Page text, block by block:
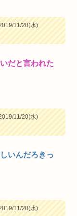
11/20(水)
だと言われた
11/20(水)
いんだろきっ
11/20(水)